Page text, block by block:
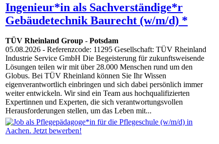
Ingenieur*in als Sachverständige*r
Gebäudetechnik Baurecht (w/m/d) *
TÜV Rheinland Group - Potsdam
05.08.2026 - Referenzcode: 11295 Gesellschaft: TÜV Rheinland
Industrie Service GmbH Die Begeisterung für zukunftsweisende
Lösungen teilen wir mit über 28.000 Menschen rund um den
Globus. Bei TÜV Rheinland können Sie Ihr Wissen
eigenverantwortlich einbringen und sich dabei persönlich immer
weiter entwickeln. Wir sind ein Team aus hochqualifizierten
Expertinnen und Experten, die sich verantwortungsvollen
Herausforderungen stellen, um das Leben mit...